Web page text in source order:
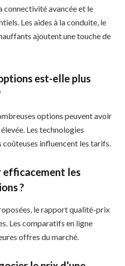
connectivité avancée et le
Les aides à la conduite, le
ajoutent une touche de
est-elle plus
options peuvent avoir
Les technologies
coûteuses influencent les tarifs.
efficacement les
?
le rapport qualité-prix
Les comparatifs en ligne
offres du marché.